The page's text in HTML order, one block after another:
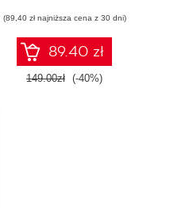
(89,40 zł najniższa cena z 30 dni)
89.40 zł
149.00zł (-40%)